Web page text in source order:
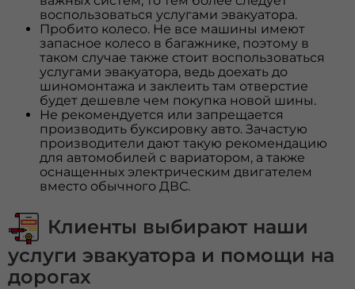
воспользоваться услугами эвакуатора.
Пробито колесо. Не все машины имеют
запасное колесо в багажнике, поэтому в
таком случае также стоит воспользоваться
услугами эвакуатора, ведь доехать до
шиномонтажа и заклеить там отверстие
будет дешевле чем покупка новой шины.
Не рекомендуется или запрещается
производить буксировку авто. Зачастую
производители дают такую рекомендацию
для автомобилей с вариатором, а также
оснащенных электрическим двигателем
вместо обычного ДВС.
Клиенты выбирают наши
услуги эвакуатора и помощи на
дорогах